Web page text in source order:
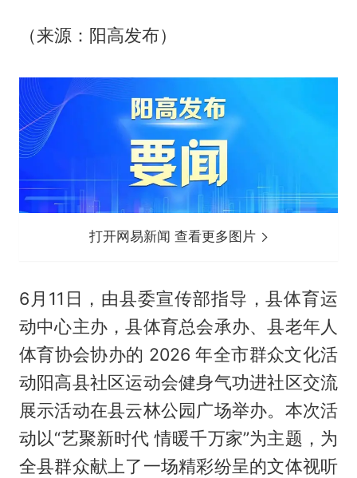
（来源：阳高发布）
打开网易新闻 查看更多图片
6月11日，由县委宣传部指导，县体育运
动中心主办，县体育总会承办、县老年人
体育协会协办的 2026 年全市群众文化活
动阳高县社区运动会健身气功进社区交流
展示活动在县云林公园广场举办。本次活
动以“艺聚新时代 情暖千万家”为主题，为
全县群众献上了一场精彩纷呈的文体视听